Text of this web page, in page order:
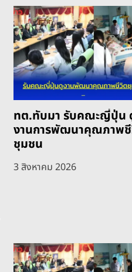
ทต.ทับมา รับคณะญี่ปุ่น
งานการพัฒนาคุณภาพ
ชุมชน
3 สิงหาคม 2026